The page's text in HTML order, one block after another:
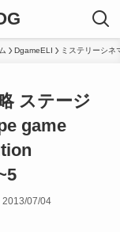
DgameELI ミステリーシネ
ステージ
game
2013/07/04